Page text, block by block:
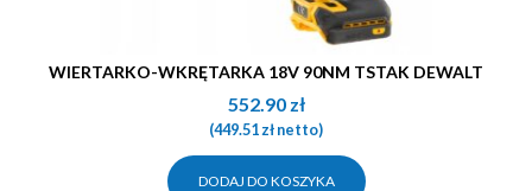
WIERTARKO-WKRĘTARKA 18V 90NM TSTAK DEWALT
552.90 zł
(449.51złnetto)
DODAJ DO KOSZYKA